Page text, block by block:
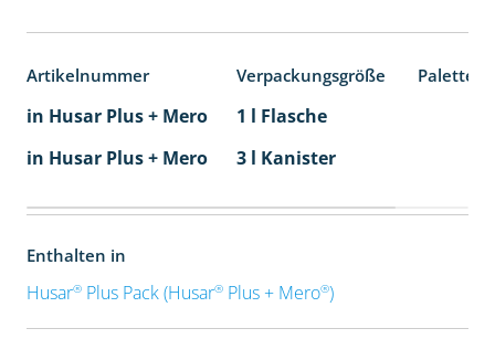
Artikelnummer Verpackungsgröße
in Husar Plus + Mero
1 l Flasche
in Husar Plus + Mero
3 l Kanister
Enthalten in
Husar®Plus Pack (Husar®Plus + Mero®)